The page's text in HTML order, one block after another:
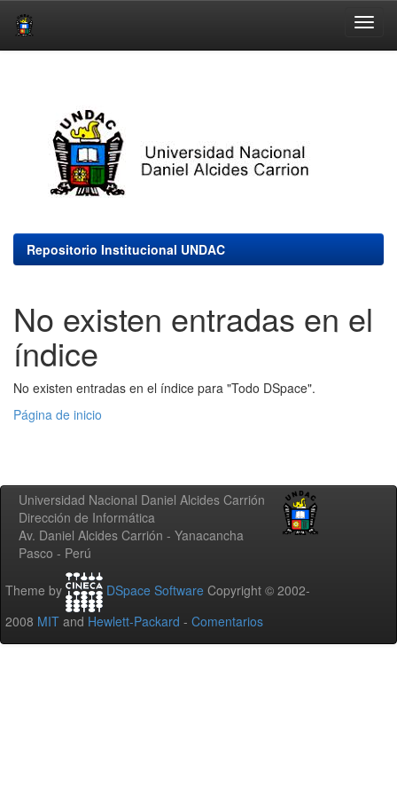
Repositorio Institucional UNDAC
No existen entradas en el
índice
No existen entradas en el índice para "Todo DSpace".
Página de inicio
Universidad Nacional Daniel Alcides Carrión
Dirección de Informática
Av. Daniel Alcides Carrión - Yanacancha
Pasco - Perú
Theme by DSpace Software Copyright © 2002-
2008 MIT and Hewlett-Packard - Comentarios